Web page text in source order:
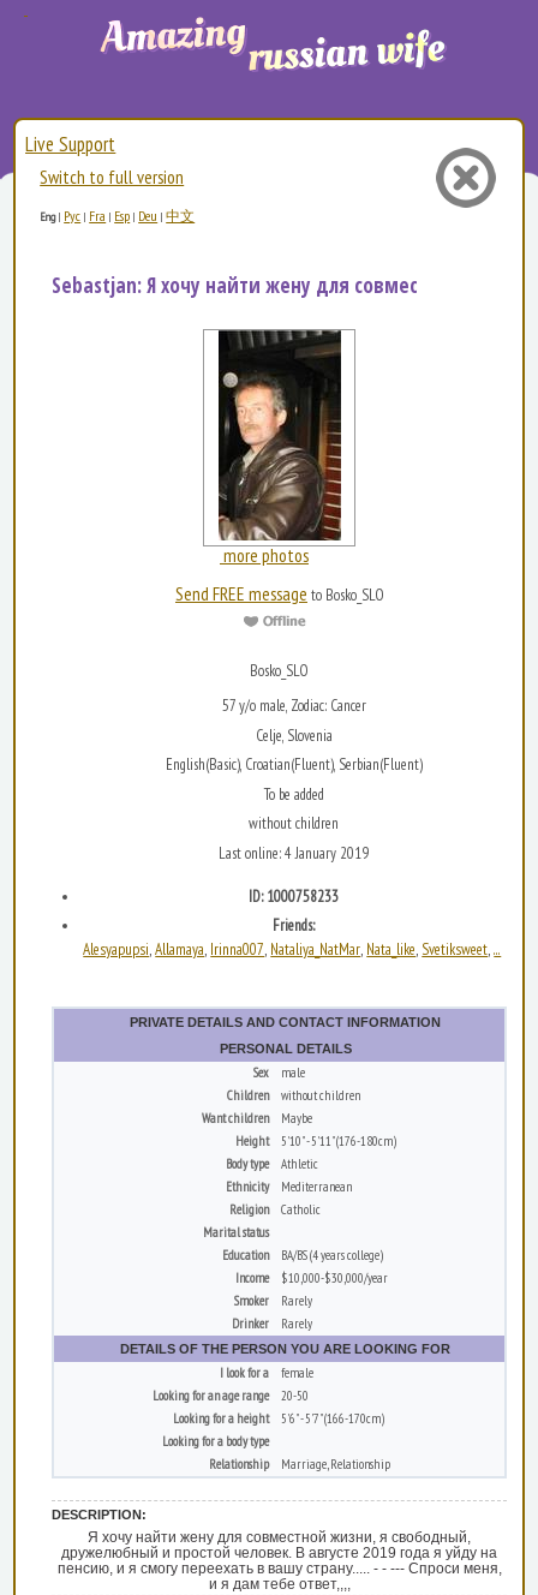
Live Support
Switch to full version
Eng| Рус | Fra | Esp | Deu |中文
Sebastjan: Я хочу найти жену для совместной жизни,
more photos
Send FREE message to Bosko_SLO
Bosko_SLO
57 y/o male, Zodiac: Cancer
Celje, Slovenia
English(Basic), Croatian(Fluent), Serbian(Fluent)
To be added
without children
Last online: 4 January 2019
ID: 1000758233
Friends:
Alesyapupsi,Allamaya, Irinna007, Nataliya_NatMar, Nata_like, Svetiksweet,...
PRIVATE DETAILS AND CONTACT INFORMATION
PERSONAL DETAILS
Sex
male
Children
without children
Want children
Maybe
Height
5'10" - 5'11" (176-180cm)
Body type
Athletic
Ethnicity
Mediterranean
Religion
Catholic
Marital status
Education
BA/BS (4 years college)
Income
$10,000-$30,000/year
Smoker
Rarely
Drinker
Rarely
DETAILS OF THE PERSON YOU ARE LOOKING FOR
I look for a
female
Looking for an age range
20-50
Looking for a height
5'6" - 5'7" (166-170cm)
Looking for a body type
Relationship
Marriage, Relationship
DESCRIPTION:
Я хочу найти жену для совместной жизни, я свободный,
дружелюбный и простой человек. В августе 2019 года я уйду на
пенсию, и я смогу переехать в вашу страну..... - - --- Спроси меня,
и я дам тебе ответ,,,,